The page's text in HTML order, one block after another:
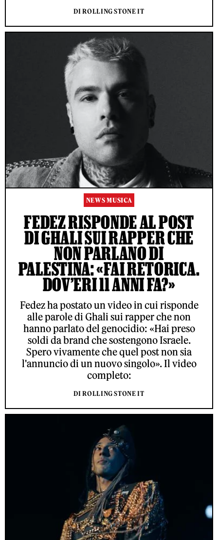
DI ROLLING STONE IT
NEWS MUSICA
FEDEZ RISPONDE AL POST
DI GHALI SUI RAPPER CHE
NON PARLANO DI
PALESTINA: «FAI RETORICA.
DOV’ERI 11 ANNI FA?»
Fedez ha postato un video in cui risponde
alle parole di Ghali sui rapper che non
hanno parlato del genocidio: «Hai preso
soldi da brand che sostengono Israele.
Spero vivamente che quel post non sia
l'annuncio di un nuovo singolo». Il video
completo:
DI ROLLING STONE IT